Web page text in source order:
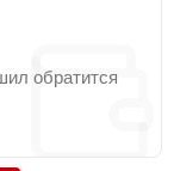
обратится